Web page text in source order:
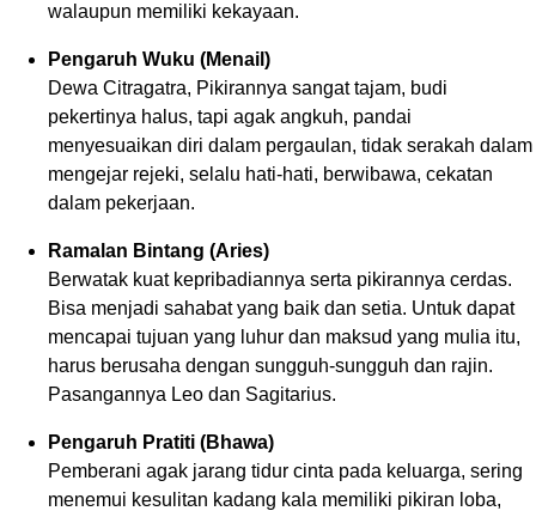
walaupun memiliki kekayaan.
Pengaruh Wuku (Menail)
Dewa Citragatra, Pikirannya sangat tajam, budi
pekertinya halus, tapi agak angkuh, pandai
menyesuaikan diri dalam pergaulan, tidak serakah dalam
mengejar rejeki, selalu hati-hati, berwibawa, cekatan
dalam pekerjaan.
Ramalan Bintang (Aries)
Berwatak kuat kepribadiannya serta pikirannya cerdas.
Bisa menjadi sahabat yang baik dan setia. Untuk dapat
mencapai tujuan yang luhur dan maksud yang mulia itu,
harus berusaha dengan sungguh-sungguh dan rajin.
Pasangannya Leo dan Sagitarius.
Pengaruh Pratiti (Bhawa)
Pemberani agak jarang tidur cinta pada keluarga, sering
menemui kesulitan kadang kala memiliki pikiran loba,